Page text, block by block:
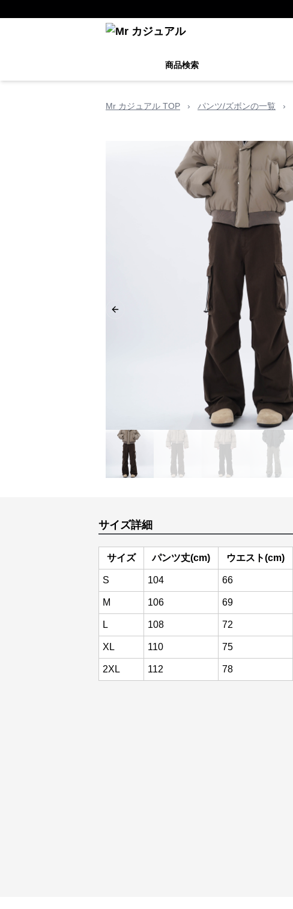
商品検索
Mr カジュアル TOP › パンツ/ズボンの一覧 ›
Previous slide
サイズ詳細
サイズ パンツ丈(cm) ウエスト(cm)
S 104 66
M 106 69
L 108 72
XL 110 75
2XL 112 78